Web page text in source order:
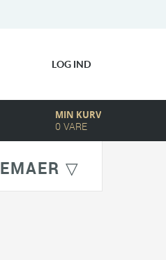
LOG IND
MIN KURV
0 VARE
▽